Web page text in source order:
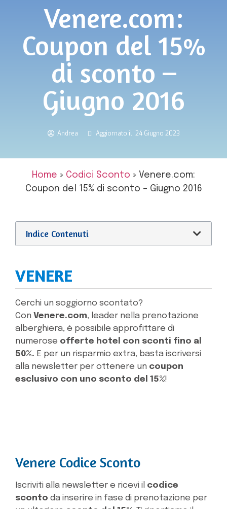
Venere.com:
Coupon del 15%
di sconto –
Giugno 2016
Andrea Aggiornato il: 24 Giugno 2023
Home » Codici Sconto » Venere.com:
Coupon del 15% di sconto – Giugno 2016
Indice Contenuti
VENERE
Cerchi un soggiorno scontato?
Con Venere.com, leader nella prenotazione
alberghiera, è possibile approfittare di
numerose offerte hotel con sconti fino al
50%. E per un risparmio extra, basta iscriversi
alla newsletter per ottenere un coupon
esclusivo con uno sconto del 15%!
Venere Codice Sconto
Iscriviti alla newsletter e ricevi il codice
sconto da inserire in fase di prenotazione per